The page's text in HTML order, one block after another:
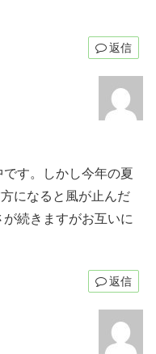
返信
す。しかし今年の夏
になると風が止んだ
続きますがお互いに
返信